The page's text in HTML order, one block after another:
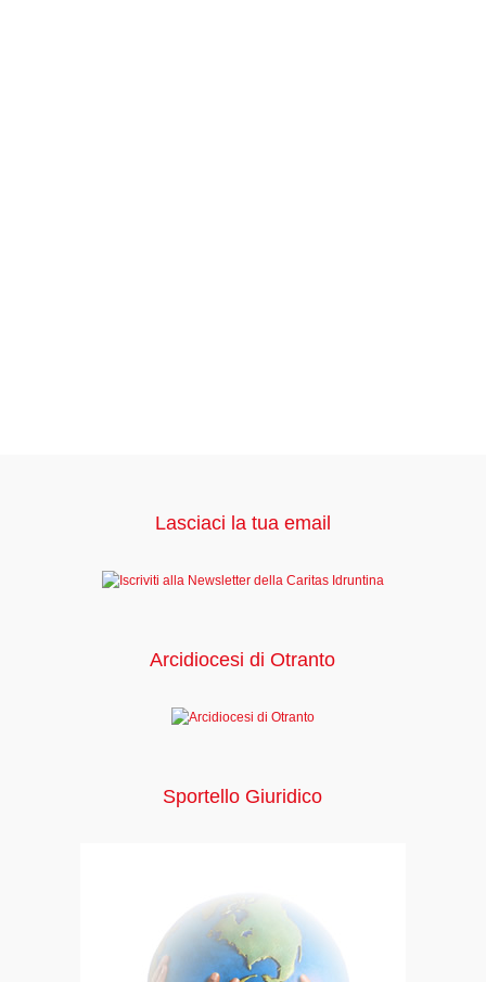
Lasciaci la tua email
Arcidiocesi di Otranto
Sportello Giuridico